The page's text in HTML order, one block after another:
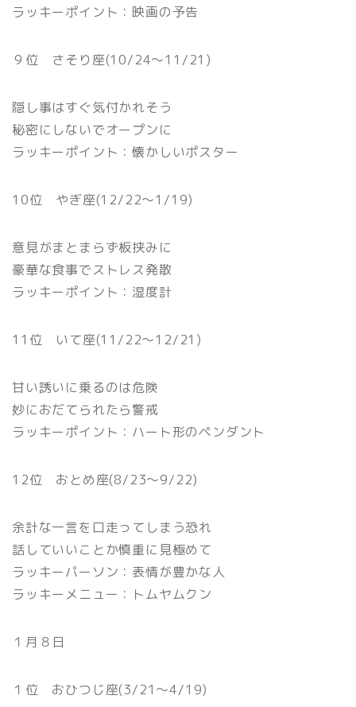
ラッキーポイント：映画の予告
９位 さそり座(10/24〜11/21)
隠し事はすぐ気付かれそう
秘密にしないでオープンに
ラッキーポイント：懐かしいポスター
10位 やぎ座(12/22〜1/19)
意見がまとまらず板挟みに
豪華な食事でストレス発散
ラッキーポイント：湿度計
11位 いて座(11/22〜12/21)
甘い誘いに乗るのは危険
妙におだてられたら警戒
ラッキーポイント：ハート形のペンダント
12位 おとめ座(8/23〜9/22)
余計な一言を口走ってしまう恐れ
話していいことか慎重に見極めて
ラッキーパーソン：表情が豊かな人
ラッキーメニュー：トムヤムクン
１月８日
１位 おひつじ座(3/21〜4/19)